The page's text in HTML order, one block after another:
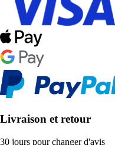
Livraison et retour
30 jours pour changer d'avis